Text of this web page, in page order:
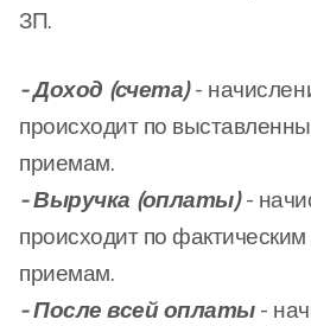
ЗП.
- Доход (счета)-
происходит по
приемам.
- Выручка (оплаты)-
происходит по
приемам.
- После всей оплаты-